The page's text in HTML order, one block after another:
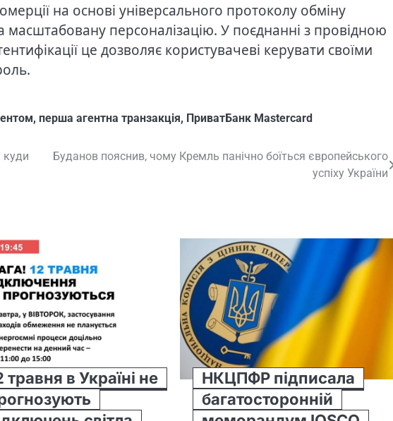
на основі універсального протоколу обміну
персоналізацію. У поєднанні з провідною
це дозволяє користувачеві керувати своїми
, перша агентна транзакція, ПриватБанк Mastercard
куди
Буданов пояснив, чому Кремль панічно боїться європейського
успіху України
травня в Україні не
НКЦПФР підписала
багатосторонній